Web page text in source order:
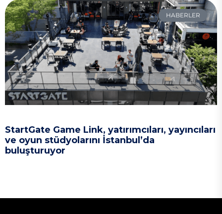
HABERLER
StartGate Game Link, yatırımcıları, yayıncıları
ve oyun stüdyolarını İstanbul’da
buluşturuyor